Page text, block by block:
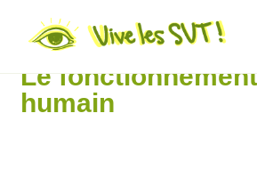
5ème
Le
humain